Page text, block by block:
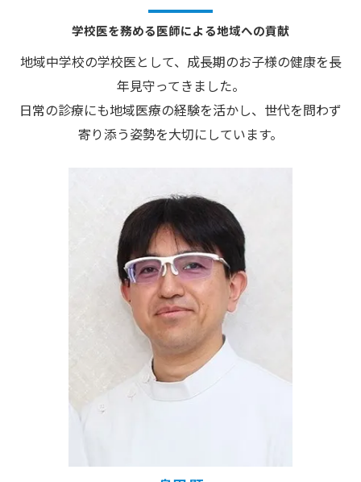
学校医を務める医師による地域への貢献
地域中学校の学校医として、成長期のお子様の健康を長
年見守ってきました。
日常の診療にも地域医療の経験を活かし、世代を問わず
寄り添う姿勢を大切にしています。